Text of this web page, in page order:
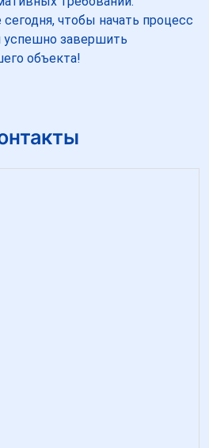
чтобы начать процесс
успешно завершить
объекта!